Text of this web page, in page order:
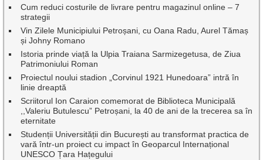
Cum reduci costurile de livrare pentru magazinul online – 7
strategii
Vin Zilele Municipiului Petroșani, cu Oana Radu, Aurel Tămaș
și Johny Romano
Istoria prinde viață la Ulpia Traiana Sarmizegetusa, de Ziua
Patrimoniului Roman
Proiectul noului stadion „Corvinul 1921 Hunedoara” intră în
linie dreaptă
Scriitorul Ion Caraion comemorat de Biblioteca Municipală
,,Valeriu Butulescu” Petroșani, la 40 de ani de la trecerea sa în
eternitate
Studenții Universității din București au transformat practica de
vară într-un proiect cu impact în Geoparcul Internațional
UNESCO Țara Hațegului